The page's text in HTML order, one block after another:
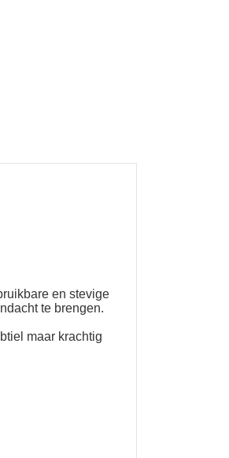
en stevige
te brengen.
maar krachtig